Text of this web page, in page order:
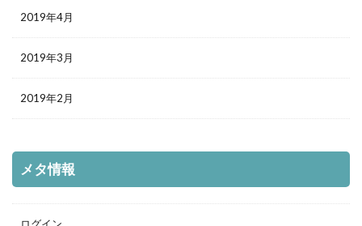
2019年4月
2019年3月
2019年2月
メタ情報